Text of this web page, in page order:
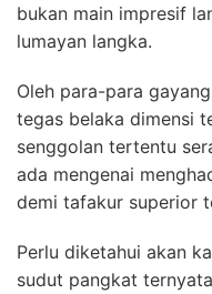
bukan main impresif
lumayan langka.
Oleh para-para
tegas belaka dimensi
senggolan tertentu
ada mengenai
demi tafakur superior
Perlu diketahui akan
sudut pangkat